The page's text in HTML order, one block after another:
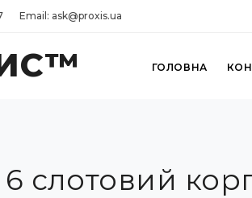
Email: ask@proxis.ua
ГОЛОВНА
6 слотовий